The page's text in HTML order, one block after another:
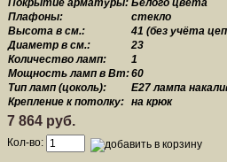
Покрытие арматуры: Белого цвета
Плафоны:
стекло
Высота в см.:
41 (без учёта
Диаметр в см.:
23
Количество ламп:
1
Мощность ламп в Вт:60
Тип ламп (цоколь):
E27 лампа
Крепление к потолку: на крюк
7 864 руб.
Кол-во: